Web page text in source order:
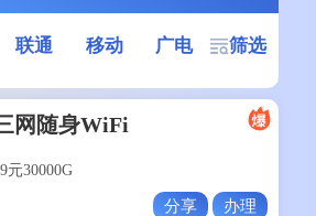
联通 移动 广电 筛选
网随身WiFi
元30000G
分享 办理